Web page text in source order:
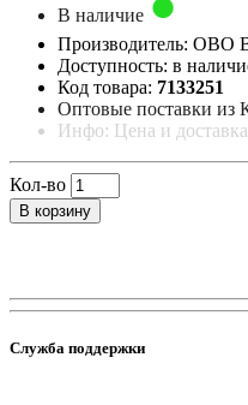
В наличие
Производитель: OBO
Доступность: в
Код товара: 7133251
Оптовые поставки из
Инфо: Цена и
Кол-во
В корзину
Служба поддержки